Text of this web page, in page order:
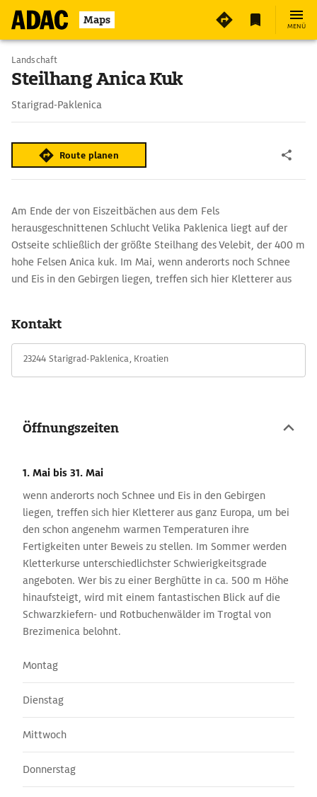
Maps MENÜ
Landschaft
Steilhang Anica Kuk
Starigrad-Paklenica
Route planen
Am Ende der von Eiszeitbächen aus dem Fels
herausgeschnittenen Schlucht Velika Paklenica liegt auf der
Ostseite schließlich der größte Steilhang des Velebit, der 400 m
hohe Felsen Anica kuk. Im Mai, wenn anderorts noch Schnee
und Eis in den Gebirgen liegen, treffen sich hier Kletterer aus
Sommer werden Kletterkurse unterschiedlichster
Schwierigkeitsgrade angeboten. Wer bis zu einer Berghütte in
ca. 500 m Höhe hinaufsteigt, wird mit einem fantastischen
Blick auf die Schwarzkiefern- und Rotbuchenwälder im Trogtal
Kontakt
23244 Starigrad-Paklenica, Kroatien
Öffnungszeiten
1. Mai bis 31. Mai
wenn anderorts noch Schnee und Eis in den Gebirgen
liegen, treffen sich hier Kletterer aus ganz Europa, um bei
den schon angenehm warmen Temperaturen ihre
Fertigkeiten unter Beweis zu stellen. Im Sommer werden
Kletterkurse unterschiedlichster Schwierigkeitsgrade
angeboten. Wer bis zu einer Berghütte in ca. 500 m Höhe
hinaufsteigt, wird mit einem fantastischen Blick auf die
Schwarzkiefern- und Rotbuchenwälder im Trogtal von
Brezimenica belohnt.
Montag
Dienstag
Mittwoch
Donnerstag